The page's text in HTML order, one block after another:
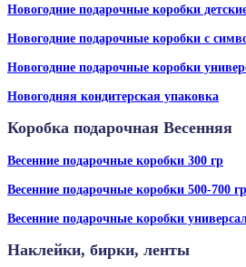
Новогодние подарочные коробки
Новогодние подарочные коробки с
Новогодние подарочные коробки
Новогодняя кондитерская упаковка
Коробка подарочная Весенняя
Весенние подарочные коробки 300 гр
Весенние подарочные коробки 500-700 гр
Весенние подарочные коробки
Наклейки, бирки, ленты